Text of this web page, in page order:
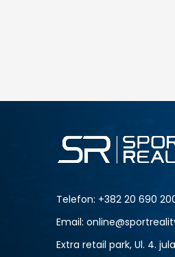
Telefon: +382 20 690
Email:
Extra retail park, Ul. 4.